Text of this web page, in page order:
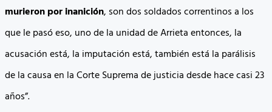
murieron por inanición, son dos soldados correntinos a los
que le pasó eso, uno de la unidad de Arrieta entonces, la
acusación está, la imputación está, también está la parálisis
de la causa en la Corte Suprema de justicia desde hace casi 23
años”.